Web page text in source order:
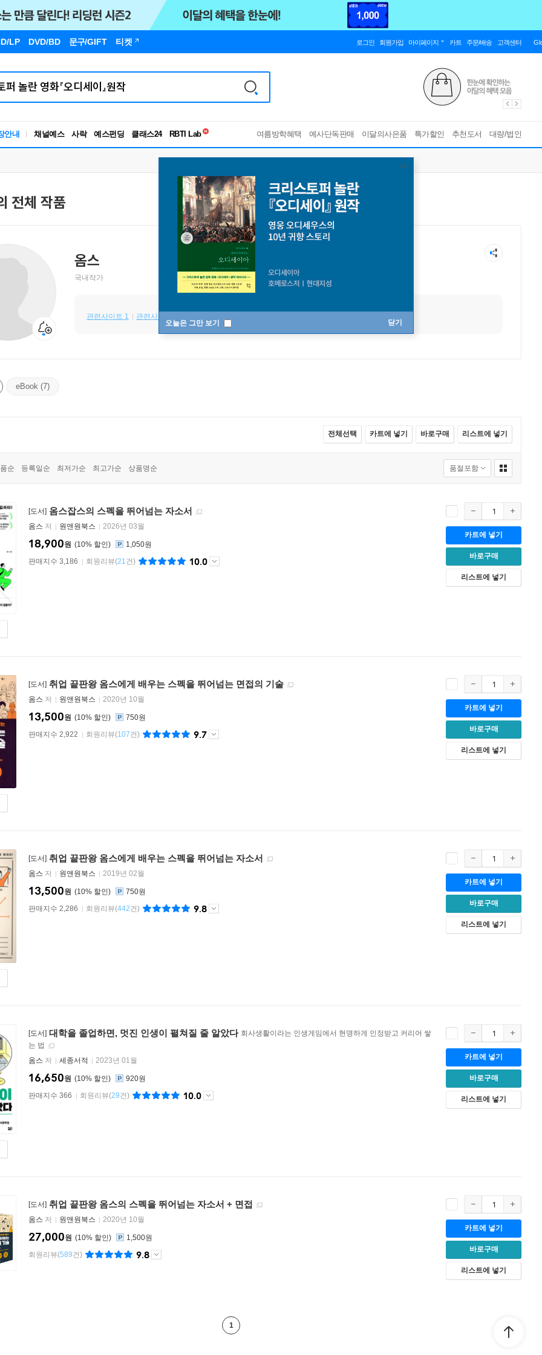
LP DVD/BD 문구/GIFT 티켓 로그인 회원가입 마이페이지 카트 주문/배송 고객센터
안내 채널예스 사락 예스펀딩 클래스24
RBTI Lab
독서유형검사
여름방학혜택 예사단독판매 이달의사은품 특가할인 추천도서 대량/법인
오늘은 그만 보기 닫기
전체 작품
옴스
국내작가
관련사이트 1 관련사이트 2
eBook (7)
전체선택 카트에 넣기 바로구매 리스트에 넣기
순 등록일순 최저가순 최고가순 상품명순
[도서] 옴스잡스의 스펙을 뛰어넘는 자소서
옴스 저 원앤원북스 2026년 03월
10%
18,900원
1,050원
판매지수 3,186
회원리뷰(21건) 10.0
카트에 넣기
바로구매
리스트에 넣기
[도서] 취업 끝판왕 옴스에게 배우는 스펙을 뛰어넘는 면접의 기술
옴스 저 원앤원북스 2020년 10월
10%
13,500원
750원
판매지수 2,922
회원리뷰(107건) 9.7
카트에 넣기
바로구매
리스트에 넣기
[도서] 취업 끝판왕 옴스에게 배우는 스펙을 뛰어넘는 자소서
옴스 저 원앤원북스 2019년 02월
10%
13,500원
750원
판매지수 2,286
회원리뷰(442건) 9.8
카트에 넣기
바로구매
리스트에 넣기
[도서] 대학을 졸업하면, 멋진 인생이 펼쳐질 줄 알았다 회사생활이라는 인생게임에서 현명하게 인정받고 커리어 쌓
는 법
옴스 저 세종서적 2023년 01월
10%
16,650원
920원
판매지수 366
회원리뷰(29건) 10.0
카트에 넣기
바로구매
리스트에 넣기
[도서] 취업 끝판왕 옴스의 스펙을 뛰어넘는 자소서 + 면접
옴스 저 원앤원북스 2020년 10월
10%
27,000원
1,500원
회원리뷰(589건) 9.8
카트에 넣기
바로구매
리스트에 넣기
1